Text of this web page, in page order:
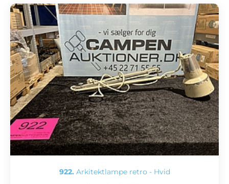
922. Arkitektlampe retro - Hvid